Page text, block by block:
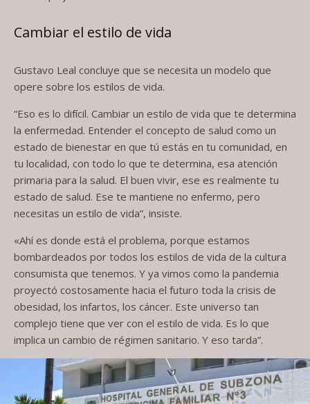
Cambiar el estilo de vida
Gustavo Leal concluye que se necesita un modelo que
opere sobre los estilos de vida.
“Eso es lo difícil. Cambiar un estilo de vida que te determina
la enfermedad. Entender el concepto de salud como un
estado de bienestar en que tú estás en tu comunidad, en
tu localidad, con todo lo que te determina, esa atención
primaria para la salud. El buen vivir, ese es realmente tu
estado de salud. Ese te mantiene no enfermo, pero
necesitas un estilo de vida”, insiste.
«Ahí es donde está el problema, porque estamos
bombardeados por todos los estilos de vida de la cultura
consumista que tenemos. Y ya vimos como la pandemia
proyectó costosamente hacia el futuro toda la crisis de
obesidad, los infartos, los cáncer. Este universo tan
complejo tiene que ver con el estilo de vida. Es lo que
implica un cambio de régimen sanitario. Y eso tarda”.